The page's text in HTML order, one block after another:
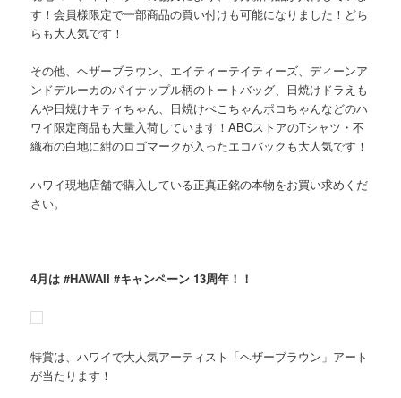
す！会員様限定で一部商品の買い付けも可能になりました！どち
らも大人気です！
その他、ヘザーブラウン、エイティーテイティーズ、ディーンア
ンドデルーカのパイナップル柄のトートバッグ、日焼けドラえも
んや日焼けキティちゃん、日焼けぺこちゃんポコちゃんなどのハ
ワイ限定商品も大量入荷しています！ABCストアのTシャツ・不
織布の白地に紺のロゴマークが入ったエコバックも大人気です！
ハワイ現地店舗で購入している正真正銘の本物をお買い求めくだ
さい。
4月は #HAWAII #キャンペーン 13周年！！
特賞は、ハワイで大人気アーティスト「ヘザーブラウン」アート
が当たります！